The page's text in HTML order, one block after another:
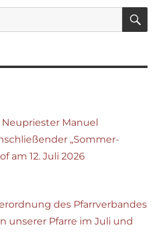
Manuel
„Sommer-
am 12. Juli 2026
des Pfarrverbandes
unserer Pfarre im Juli und